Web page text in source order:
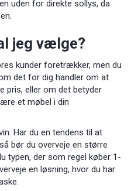
uden for direkte sollys, da
jeg vælge?
kunder foretrækker, men du
det for dig handler om at
pris, eller om det betyder
et møbel i din
Har du en tendens til at
bør du overveje en større
typen, der som regel køber 1-
en løsning, hvor du har